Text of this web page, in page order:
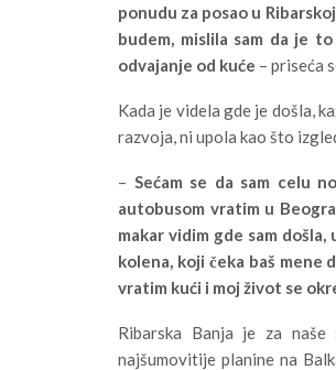
ponudu za posao u
budem, mislila sam da je
odvajanje od kuće – priseća
Kada je videla gde je došla,
razvoja, ni upola kao što
– Sećam se da sam celu
autobusom vratim u
makar vidim gde sam
kolena, koji čeka baš mene
vratim kući i moj život se
Ribarska Banja je za naše
najšumovitije planine na